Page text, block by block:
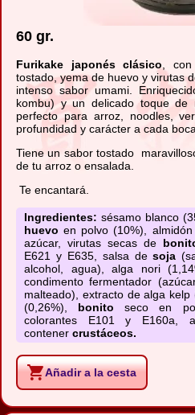
60 gr.
Furikake japonés clásico ,
tostado, yema de huevo y virutas
intenso sabor umami.
kombu) y un delicado toque de
perfecto para arroz, noodles,
profundidad y carácter a cada
Tiene un sabor tostado
de tu arroz o ensalada.
Te encantará.
Ingredientes: sésamo blanco
huevo en polvo (10%),
azúcar, virutas secas de
E621 y E635, salsa desoja
alcohol, agua), alga nori
condimento fermentador
malteado), extracto de alga
(0,26%), bonito seco en
colorantes E101 y E160a,
contener crustáceos.
Añadir a la cesta